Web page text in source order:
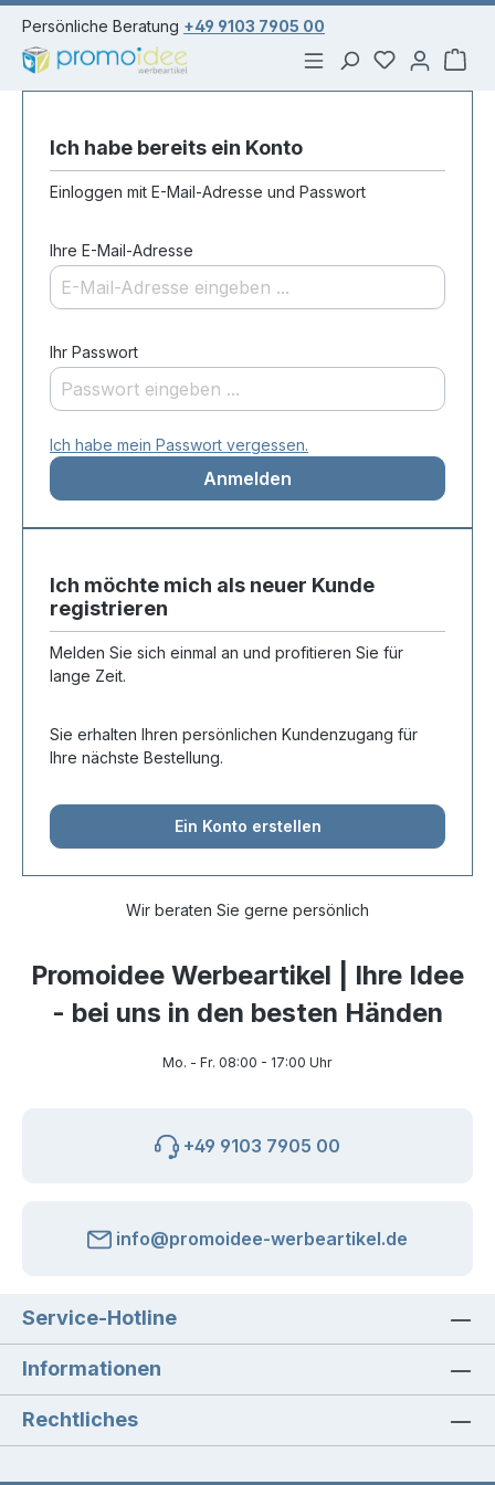
springen
Persönliche Beratung +49 9103 7905 00
Du hast 0
Ich habe bereits ein Konto
Einloggen mit E-Mail-Adresse und Passwort
Ihre E-Mail-Adresse
Ihr Passwort
Ich habe mein Passwort vergessen.
Anmelden
Ich möchte mich als neuer Kunde
registrieren
Melden Sie sich einmal an und profitieren Sie für
lange Zeit.
Sie erhalten Ihren persönlichen Kundenzugang für
Ihre nächste Bestellung.
Ein Konto erstellen
Wir beraten Sie gerne persönlich
Promoidee Werbeartikel | Ihre Idee
- bei uns in den besten Händen
Mo. - Fr. 08:00 - 17:00 Uhr
+49 9103 7905 00
info@promoidee-werbeartikel.de
Service-Hotline
Informationen
Rechtliches